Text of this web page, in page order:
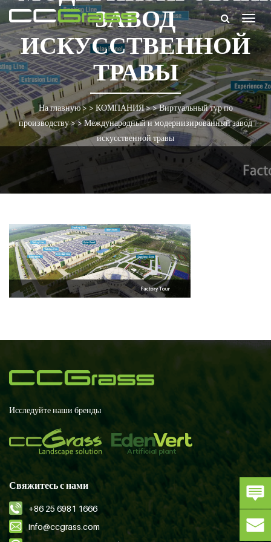
ЗАВОД
ИСКУССТВЕННОЙ
ТРАВЫ
На главную> > КОМПАНИЯ> >Виртуальный тур по
производству> >Международный и модернизированный завод
искусственной травы
Исследуйте наши бренды
Свяжитесь с нами
+86 25 6981 1666
info@ccgrass.com